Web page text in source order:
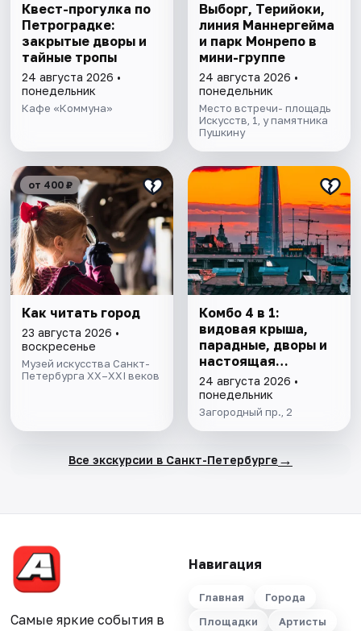
Квест-прогулка по
Петроградке:
закрытые дворы и
тайные тропы
24 августа 2026 •
понедельник
Кафе «Коммуна»
Выборг, Терийоки,
линия Маннергейма
и парк Монрепо в
мини-группе
24 августа 2026 •
понедельник
Место встречи- площадь
Искусств, 1, у памятника
Пушкину
от 400 ₽
Как читать город
23 августа 2026 •
воскресенье
Музей искусства Санкт-
Петербурга XX–XXI веков
Комбо 4 в 1:
видовая крыша,
парадные, дворы и
настоящая
коммуналка
24 августа 2026 •
понедельник
Загородный пр., 2
Все экскурсии в Санкт-Петербурге →
Самые яркие события в
Навигация
Главная
Города
Площадки
Артисты